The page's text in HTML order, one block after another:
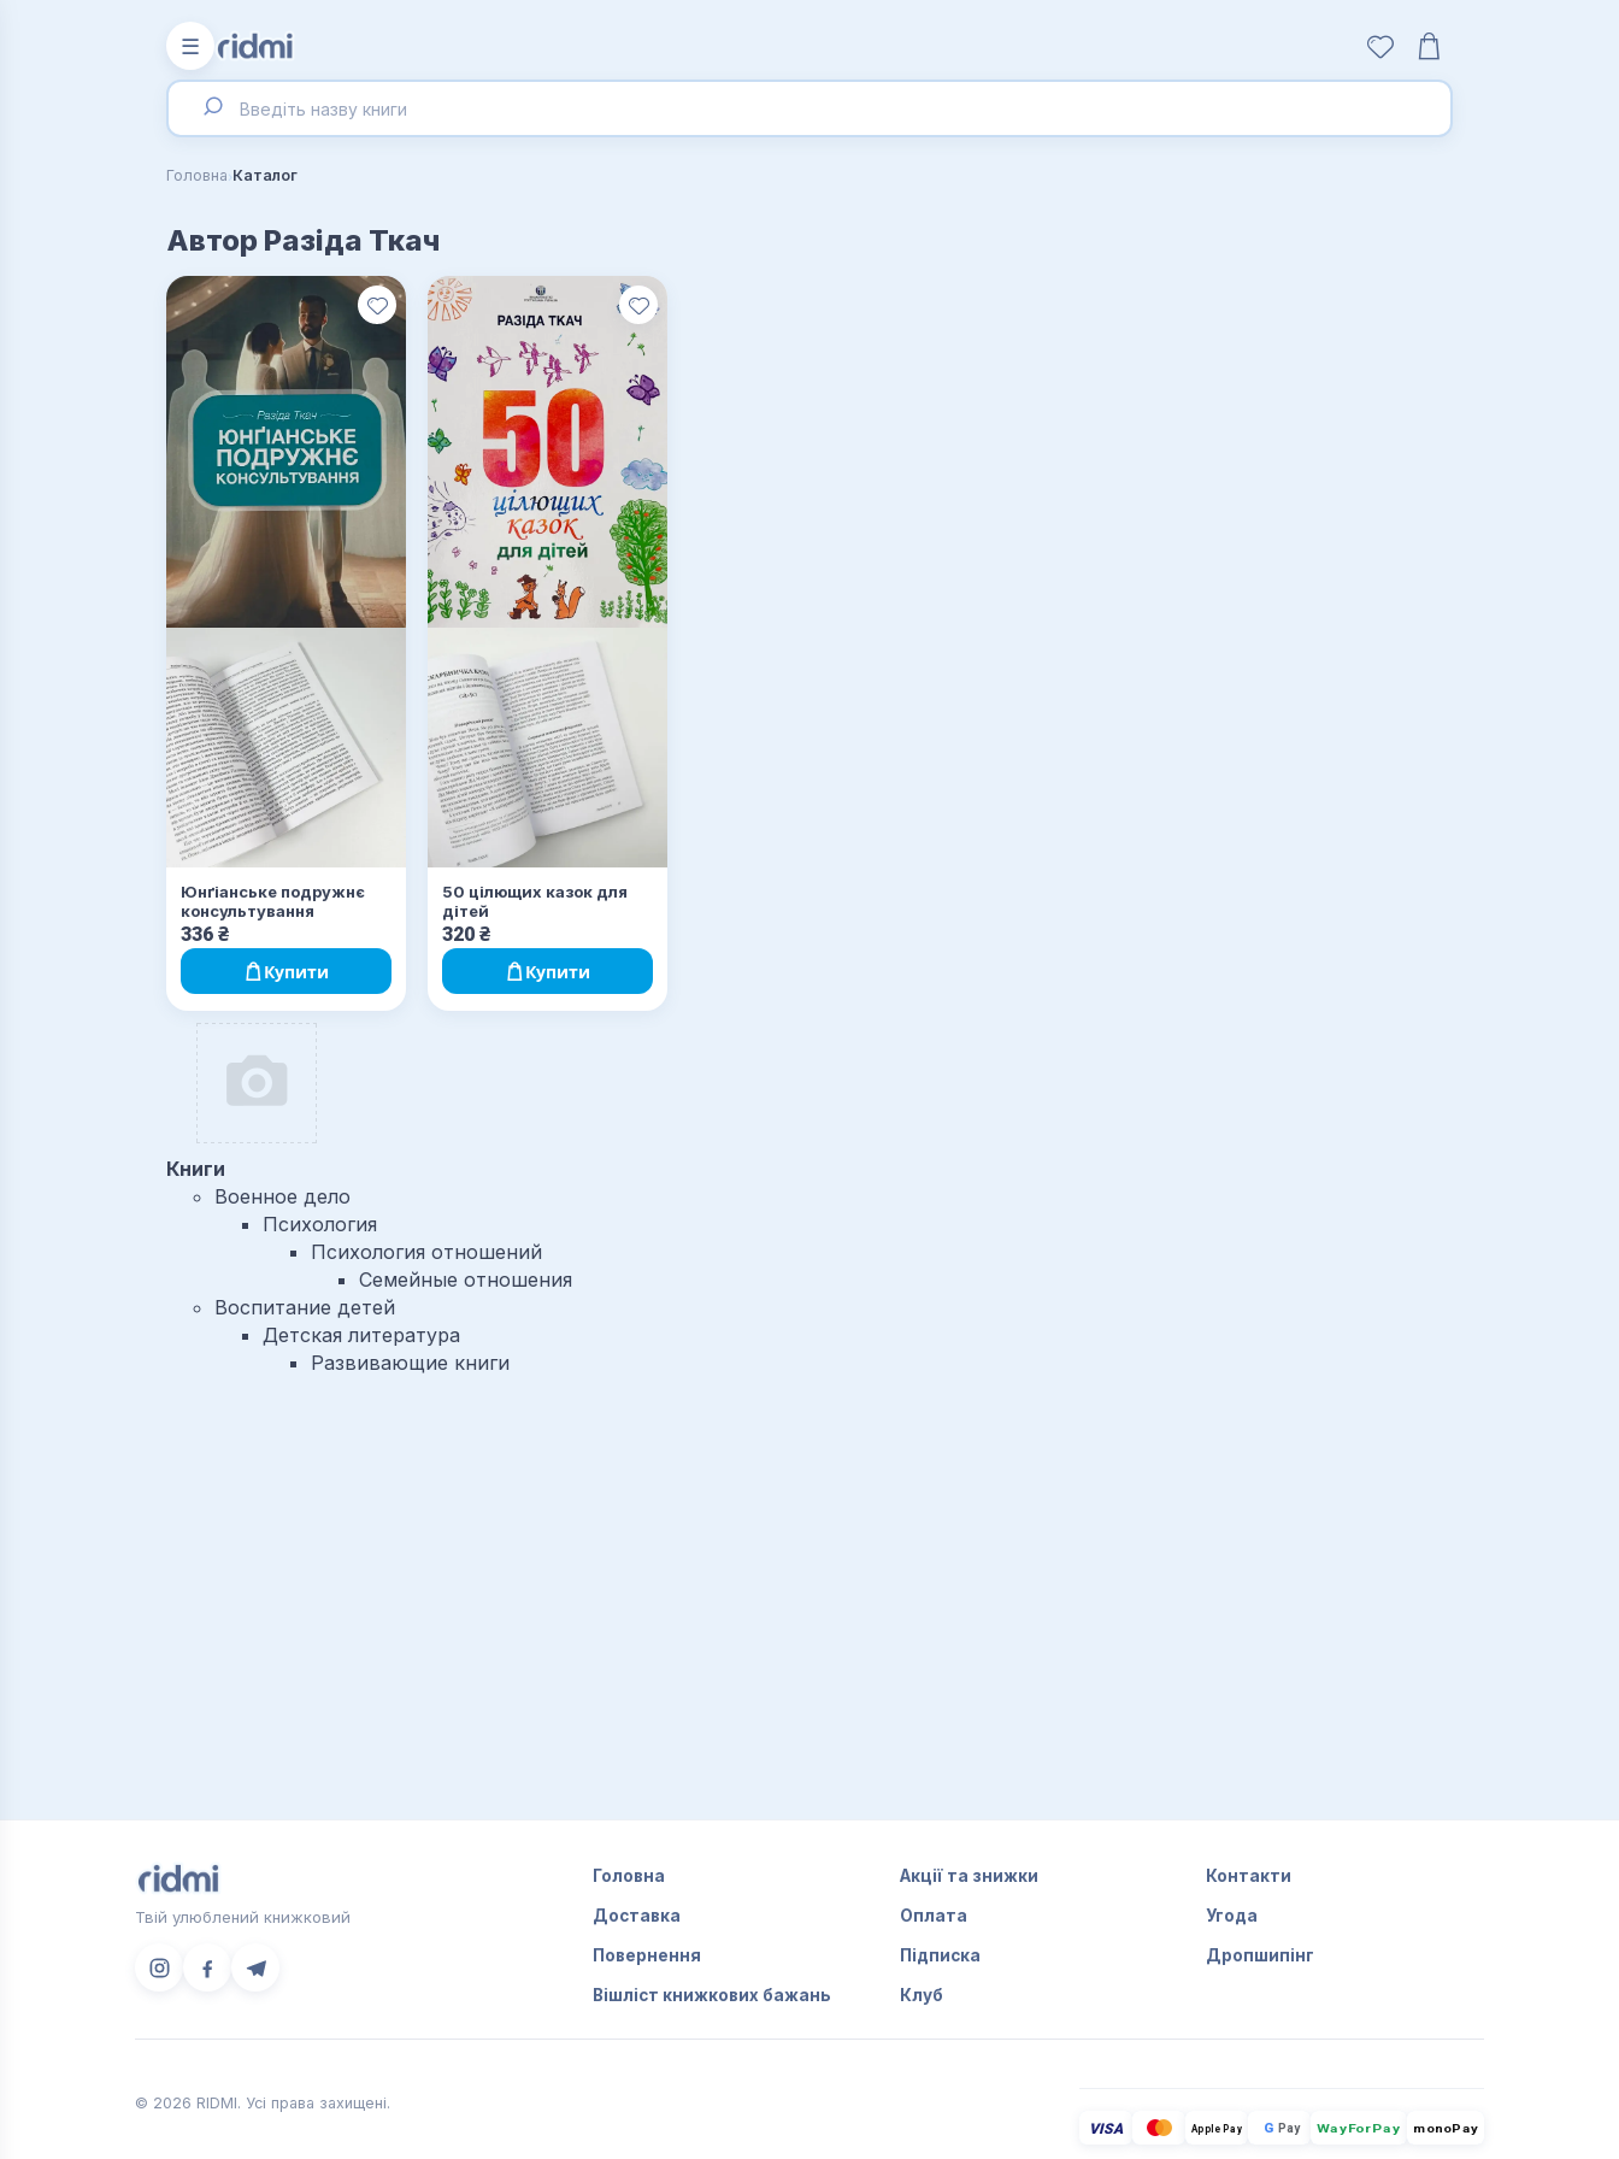
☰
Головна›Каталог
Автор Разіда Ткач
Юнґіанське подружнє
консультування
336 ₴
Купити
50 цілющих казок для
дітей
320₴
Купити
Книги
Военное дело
Психология
Психология отношений
Семейные отношения
Воспитание детей
Детская литература
Развивающие книги
Твій улюблений книжковий
Головна Акції та знижки Контакти
Доставка Оплата Угода
Повернення Підписка Дропшипінг
Вішліст книжкових бажань Клуб
© 2026 RIDMI. Усі права захищені.
VISA Apple Pay G Pay WayForPay monoPay